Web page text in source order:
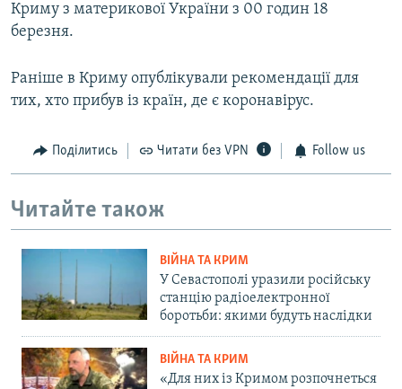
Криму з материкової України з 00 годин 18
березня.
Раніше в Криму опублікували рекомендації для
тих, хто прибув із країн, де є коронавірус.
Поділитись Читати без VPN Follow us
Читайте також
ВІЙНА ТА КРИМ
У Севастополі уразили російську
станцію радіоелектронної
боротьби: якими будуть наслідки
ВІЙНА ТА КРИМ
«Для них із Кримом розпочнеться